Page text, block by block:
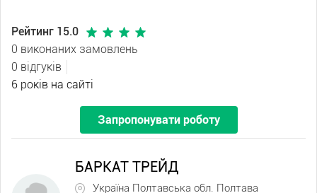
Рейтинг 15.0
0 виконаних замовлень
0 відгуків
6 років на сайті
Запропонувати роботу
БАРКАТ ТРЕЙД
Україна Полтавська обл. Полтава